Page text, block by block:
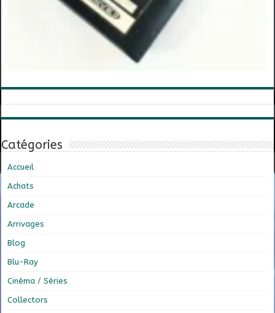
Catégories
Accueil
Achats
Arcade
Arrivages
Blog
Blu-Ray
Cinéma / Séries
Collectors